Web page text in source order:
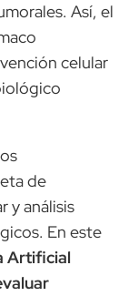
Así, el
celular
de
y análisis
En este
Artificial